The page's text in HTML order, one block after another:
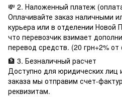
💸 2. Наложенный платеж
Оплачивайте заказ наличными
курьера или в отделении Новой
что перевозчик взимает
перевод средств. (20 грн+2%
🏦 3. Безналичный расчет
Доступно для юридических
заказа мы отправим счет-
реквизитам.